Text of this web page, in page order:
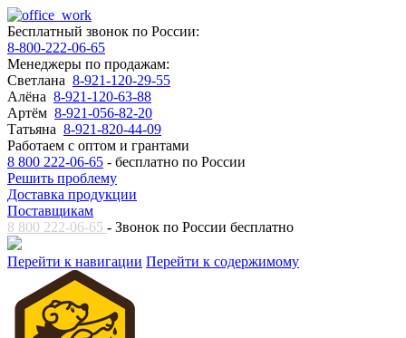
Бесплатный звонок по России:
8-800-222-06-65
Менеджеры по продажам:
Светлана 8-921-120-29-55
Алёна 8-921-120-63-88
Артём 8-921-056-82-20
Татьяна 8-921-820-44-09
Работаем с оптом и грантами
8 800 222-06-65 - бесплатно по России
Решить проблему
Доставка продукции
Поставщикам
8 800 222-06-65 - Звонок по России бесплатно
Перейти к навигации Перейти к содержимому